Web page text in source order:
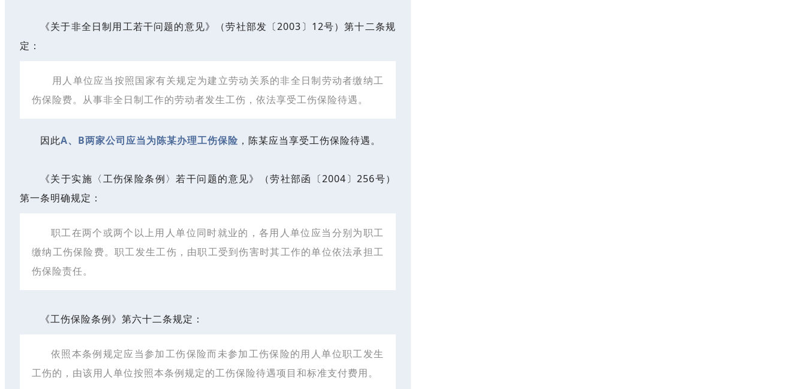
《关于非全日制用工若干问题的意见》（劳社部发〔2003〕12号）第十二条规
定：
用人单位应当按照国家有关规定为建立劳动关系的非全日制劳动者缴纳工
伤保险费。从事非全日制工作的劳动者发生工伤，依法享受工伤保险待遇。
因此A、B两家公司应当为陈某办理工伤保险 ，陈某应当享受工伤保险待遇。
《关于实施〈工伤保险条例〉若干问题的意见》（劳社部函〔2004〕256号）
第一条明确规定：
职工在两个或两个以上用人单位同时就业的，各用人单位应当分别为职工
缴纳工伤保险费。职工发生工伤，由职工受到伤害时其工作的单位依法承担工
伤保险责任。
《工伤保险条例》第六十二条规定：
依照本条例规定应当参加工伤保险而未参加工伤保险的用人单位职工发生
工伤的，由该用人单位按照本条例规定的工伤保险待遇项目和标准支付费用。